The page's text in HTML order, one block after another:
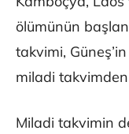
ölümünün
takvimi,
miladi
Miladi takvimin